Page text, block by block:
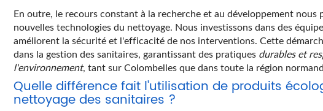
En outre, le recours constant à la recherche et au développement nous
nouvelles technologies du nettoyage. Nous investissons dans des
améliorent la sécurité et l'efficacité de nos interventions. Cette
dans la gestion des sanitaires, garantissant des pratiques durables et
l'environnement, tant sur Colombelles que dans toute la région
Quelle différence fait l'utilisation de produits
nettoyage des sanitaires ?